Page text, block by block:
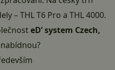
– THL T6 Pro a THL 4000.
eD’ system Czech,